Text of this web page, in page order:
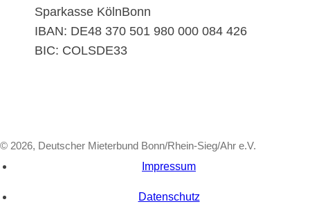
Sparkasse KölnBonn
IBAN: DE48 370 501 980 000 084 426
BIC: COLSDE33
© 2026, Deutscher Mieterbund Bonn/Rhein-Sieg/Ahr e.V.
Impressum
Datenschutz